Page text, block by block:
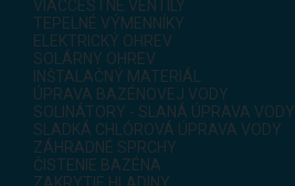
VIACCESTNÉ VENTILY
TEPELNÉ VÝMENNÍKY
ELEKTRICKÝ OHREV
SOLÁRNY OHREV
INŠTALAČNÝ MATERIÁL
ÚPRAVA BAZÉNOVEJ VODY
SOLINÁTORY - SLANÁ ÚPRAVA VODY
SLADKÁ CHLÓROVÁ ÚPRAVA VODY
ZÁHRADNÉ SPRCHY
ČISTENIE BAZÉNA